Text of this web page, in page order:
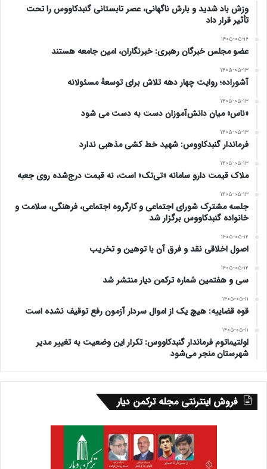
وزش باد شدید و بارش ناگهانی، عصر تابستانی گنبدکاووس را تحت
تأثیر قرار داد
۱۴۰۵-۰۵-۱۶
عضو مجلس خبرگان رهبری: خبرنگاران، امین جامعه هستند
۱۴۰۵-۰۵-۱۳
آشوراده؛ روایت چهار دهه تلاش برای توسعهٔ مسئولانه
۱۴۰۵-۰۵-۱۳
«ناس» میان دانش‌آموزان دست به دست می شود
۱۴۰۵-۰۵-۱۳
فرماندار گنبدکاووس: شهید خط کشی مذهبی ندارد
۱۴۰۵-۰۵-۱۳
ملاک قیمت دارو سامانه «تی‌تک» است، نه قیمت درج‌شده روی جعبه
۱۴۰۵-۰۵-۱۳
جلسه مشترک شورای اجتماعی و کارگروه اجتماعی، فرهنگی، سلامت و
خانواده گنبدکاووس برگزار شد
۱۴۰۵-۰۵-۱۲
اصول اخلاقی نقد و فرق آن با توهین و تخریب
۱۴۰۵-۰۵-۱۲
سی و هفتمین شماره ترکمن دیار منتشر شد
۱۴۰۵-۰۵-۱۱
قوه قضاییه: هیچ یک از اموال سردار آزمون رفع توقیف نشده است
۱۴۰۵-۰۵-۱۱
اولتیماتوم فرماندار گنبدکاووس: تکرار این وضعیت به تغییر مدیر
شهرستان منجر می‌شود
فروش اینترنتی مجله ترکمن دیار